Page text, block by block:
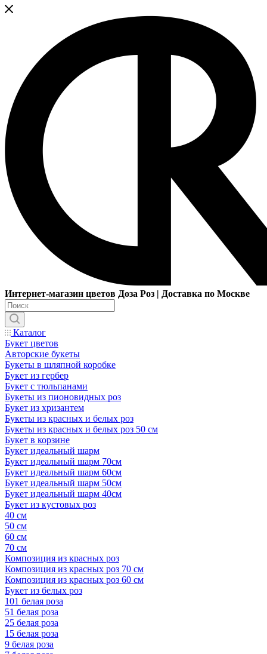
Интернет-магазин цветов Доза Роз | Доставка по Москве
Каталог
Букет цветов
Авторские букеты
Букеты в шляпной коробке
Букет из гербер
Букет с тюльпанами
Букеты из пионовидных роз
Букет из хризантем
Букеты из красных и белых роз
Букеты из красных и белых роз 50 см
Букет в корзине
Букет идеальный шарм
Букет идеальный шарм 70см
Букет идеальный шарм 60см
Букет идеальный шарм 50см
Букет идеальный шарм 40см
Букет из кустовых роз
40 см
50 см
60 см
70 см
Композиция из красных роз
Композиция из красных роз 70 см
Композиция из красных роз 60 см
Букет из белых роз
101 белая роза
51 белая роза
25 белая роза
15 белая роза
9 белая роза